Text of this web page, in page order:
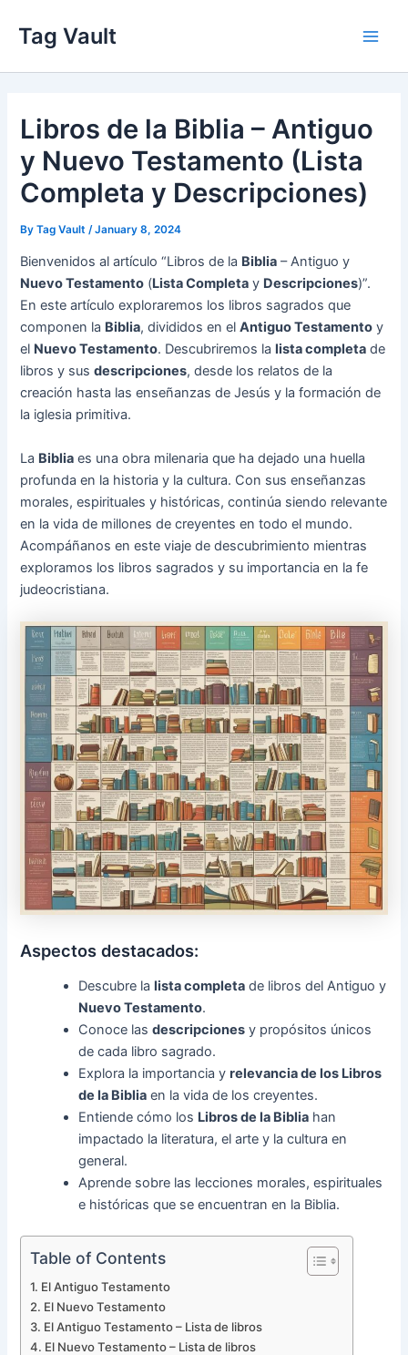
content
Tag Vault
Libros de la Biblia – Antiguo
y Nuevo Testamento (Lista
Completa y Descripciones)
ByTag Vault /January 8, 2024
Bienvenidos al artículo “Libros de la Biblia – Antiguo y
Nuevo Testamento (Lista Completa y Descripciones)”.
En este artículo exploraremos los libros sagrados que
componen la Biblia, divididos en elAntiguo Testamento y
el Nuevo Testamento. Descubriremos la lista completa de
libros y susdescripciones, desde los relatos de la
creación hasta las enseñanzas de Jesús y la formación de
la iglesia primitiva.
La Biblia es una obra milenaria que ha dejado una huella
profunda en la historia y la cultura. Con sus enseñanzas
morales, espirituales y históricas, continúa siendo relevante
en la vida de millones de creyentes en todo el mundo.
Acompáñanos en este viaje de descubrimiento mientras
exploramos los libros sagrados y su importancia en la fe
judeocristiana.
Aspectos destacados:
Descubre lalista completa de libros del Antiguo y
Nuevo Testamento.
Conoce lasdescripciones y propósitos únicos
de cada libro sagrado.
Explora la importancia yrelevancia de los Libros
de la Biblia en la vida de los creyentes.
Entiende cómo los Libros de la Biblia han
impactado la literatura, el arte y la cultura en
general.
Aprende sobre las lecciones morales, espirituales
e históricas que se encuentran en la Biblia.
Table of Contents
El Antiguo Testamento
El Nuevo Testamento
El Antiguo Testamento – Lista de libros
El Nuevo Testamento – Lista de libros